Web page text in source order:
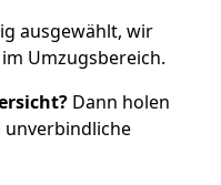
ausgewählt, wir
Umzugsbereich.
Dann holen
unverbindliche